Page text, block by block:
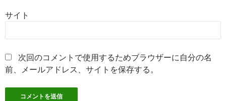
サイト
次回のコメントで使用するためブラウザーに自分の名
前、メールアドレス、サイトを保存する。